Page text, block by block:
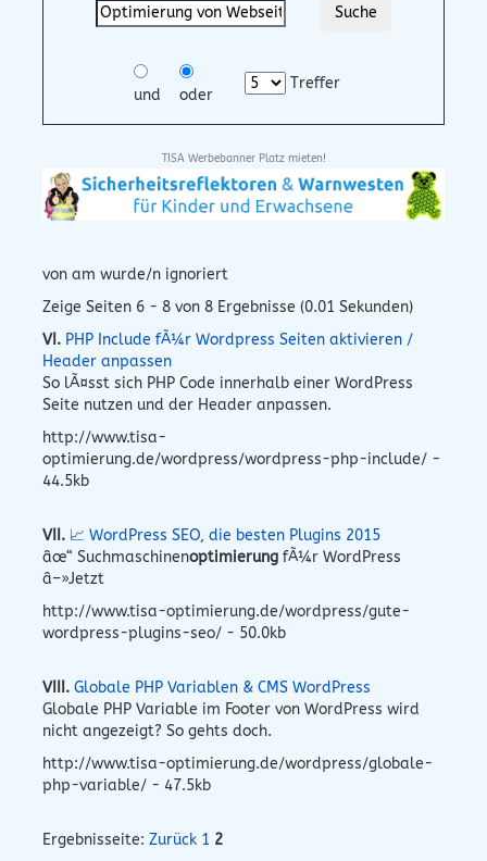
und oder
Treffer
TISA Werbebanner Platz mieten!
von am wurde/n ignoriert
Zeige Seiten 6 - 8 von 8 Ergebnisse (0.01 Sekunden)
VI. PHP Include fÃ¼r Wordpress Seiten aktivieren /
Header anpassen
So lÃ¤sst sich PHP Code innerhalb einer WordPress
Seite nutzen und der Header anpassen.
http://www.tisa-
optimierung.de/wordpress/wordpress-php-include/ -
44.5kb
VII. 📈 WordPress SEO, die besten Plugins 2015
âœ“ Suchmaschinenoptimierung fÃ¼r WordPress
â–»Jetzt
http://www.tisa-optimierung.de/wordpress/gute-
wordpress-plugins-seo/ - 50.0kb
VIII. Globale PHP Variablen & CMS WordPress
Globale PHP Variable im Footer von WordPress wird
nicht angezeigt? So gehts doch.
http://www.tisa-optimierung.de/wordpress/globale-
php-variable/ - 47.5kb
Ergebnisseite: Zurück 1 2